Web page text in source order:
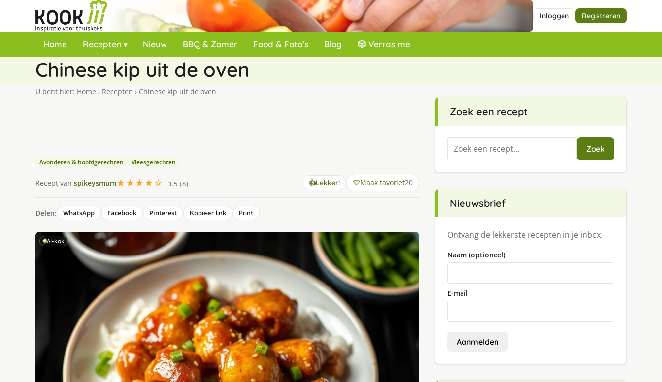
Inloggen Registreren
Home Recepten Nieuw BBQ & Zomer Food & Foto’s Blog 🎲 Verras me
Chinese kip uit de oven
U bent hier: Home › Recepten › Chinese kip uit de oven
Avondeten & hoofdgerechten Vleesgerechten
Recept van spikeysmum★★★★☆ 3.5 (8) 👍Lekker! Maak favoriet20
Delen: WhatsApp Facebook Pinterest Kopieer link Print
AI-kok
Zoek een recept
Zoeken
naar:
Zoek
Nieuwsbrief
Ontvang de lekkerste recepten in je inbox.
Naam (optioneel)
E-mail
Aanmelden